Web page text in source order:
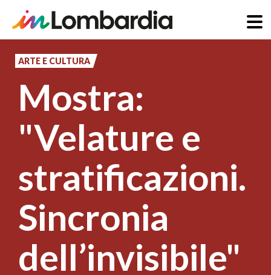
principale
ARTE E CULTURA
Mostra:
"Velature e
stratificazioni.
Sincronia
dell’invisibile"